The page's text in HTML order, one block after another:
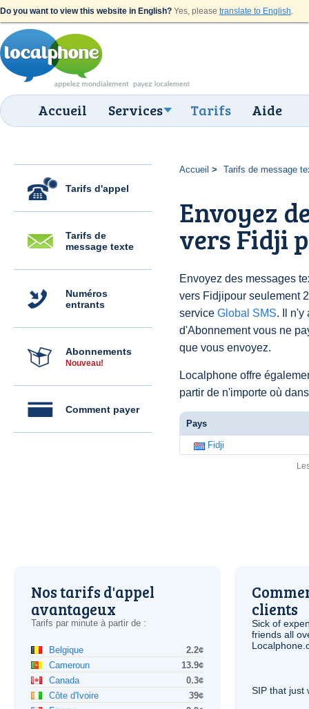
Do you want to view this website in English? Yes, please translate to English.
Accueil Services Tarifs Aide
Tarifs d'appel
Tarifs de
message texte
Numéros
entrants
Abonnements
Nouveau!
Comment payer
Accueil Tarifs de message
Envoyez
vers Fidji
Envoyez des messages
vers Fidjipour seulement
service Global SMS. Il n'y
d'Abonnement vous ne
que vous envoyez.
Localphone offre
partir de n'importe où
Pays
Fidji
Nos tarifs d'appel
avantageux
Tarifs par minute à partir de :
Belgique
2.2¢
Cameroun
13.9¢
Canada
0.3¢
Côte d'Ivoire
39¢
clients
Sick of
friends all
SIP that just